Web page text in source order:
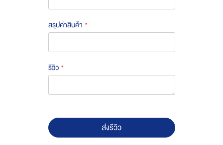
สรุปค่าสินค้า
รีวิว
ส่งรีวิว